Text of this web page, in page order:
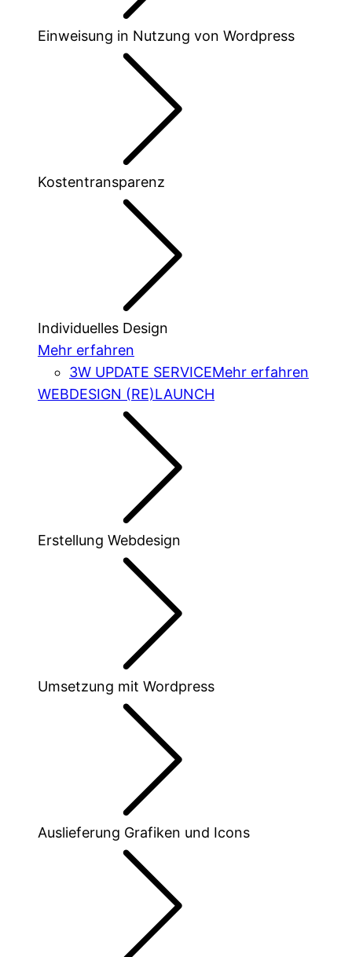
Einweisung in Nutzung von Wordpress
Kostentransparenz
Individuelles Design
Mehr erfahren
3W UPDATE SERVICEMehr erfahren
WEBDESIGN (RE)LAUNCH
Erstellung Webdesign
Umsetzung mit Wordpress
Auslieferung Grafiken und Icons